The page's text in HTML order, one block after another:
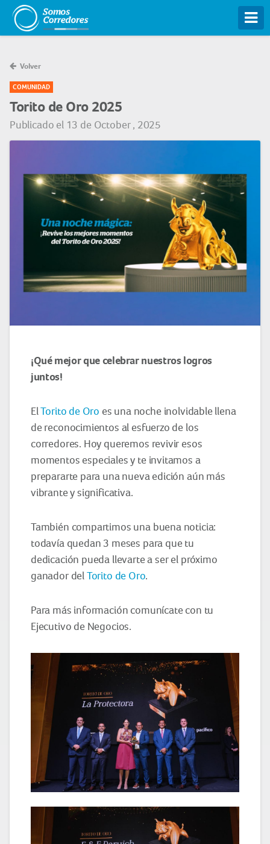
Volver
COMUNIDAD
Torito de Oro 2025
Publicado el 13 de October , 2025
¡Qué mejor que celebrar nuestros logros
juntos!
ElTorito de Oro es una noche inolvidable llena
de reconocimientos al esfuerzo de los
corredores. Hoy queremos revivir esos
momentos especiales y te invitamos a
prepararte para una nueva edición aún más
vibrante y significativa.
También compartimos una buena noticia:
todavía quedan 3 meses para que tu
dedicación pueda llevarte a ser el próximo
ganador del Torito de Oro.
Para más información comunícate con tu
Ejecutivo de Negocios.